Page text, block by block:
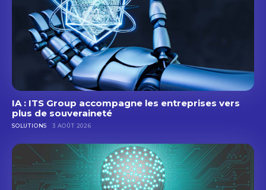
IA : ITS Group accompagne les entreprises vers
plus de souveraineté
SOLUTIONS 3 AOÛT 2026